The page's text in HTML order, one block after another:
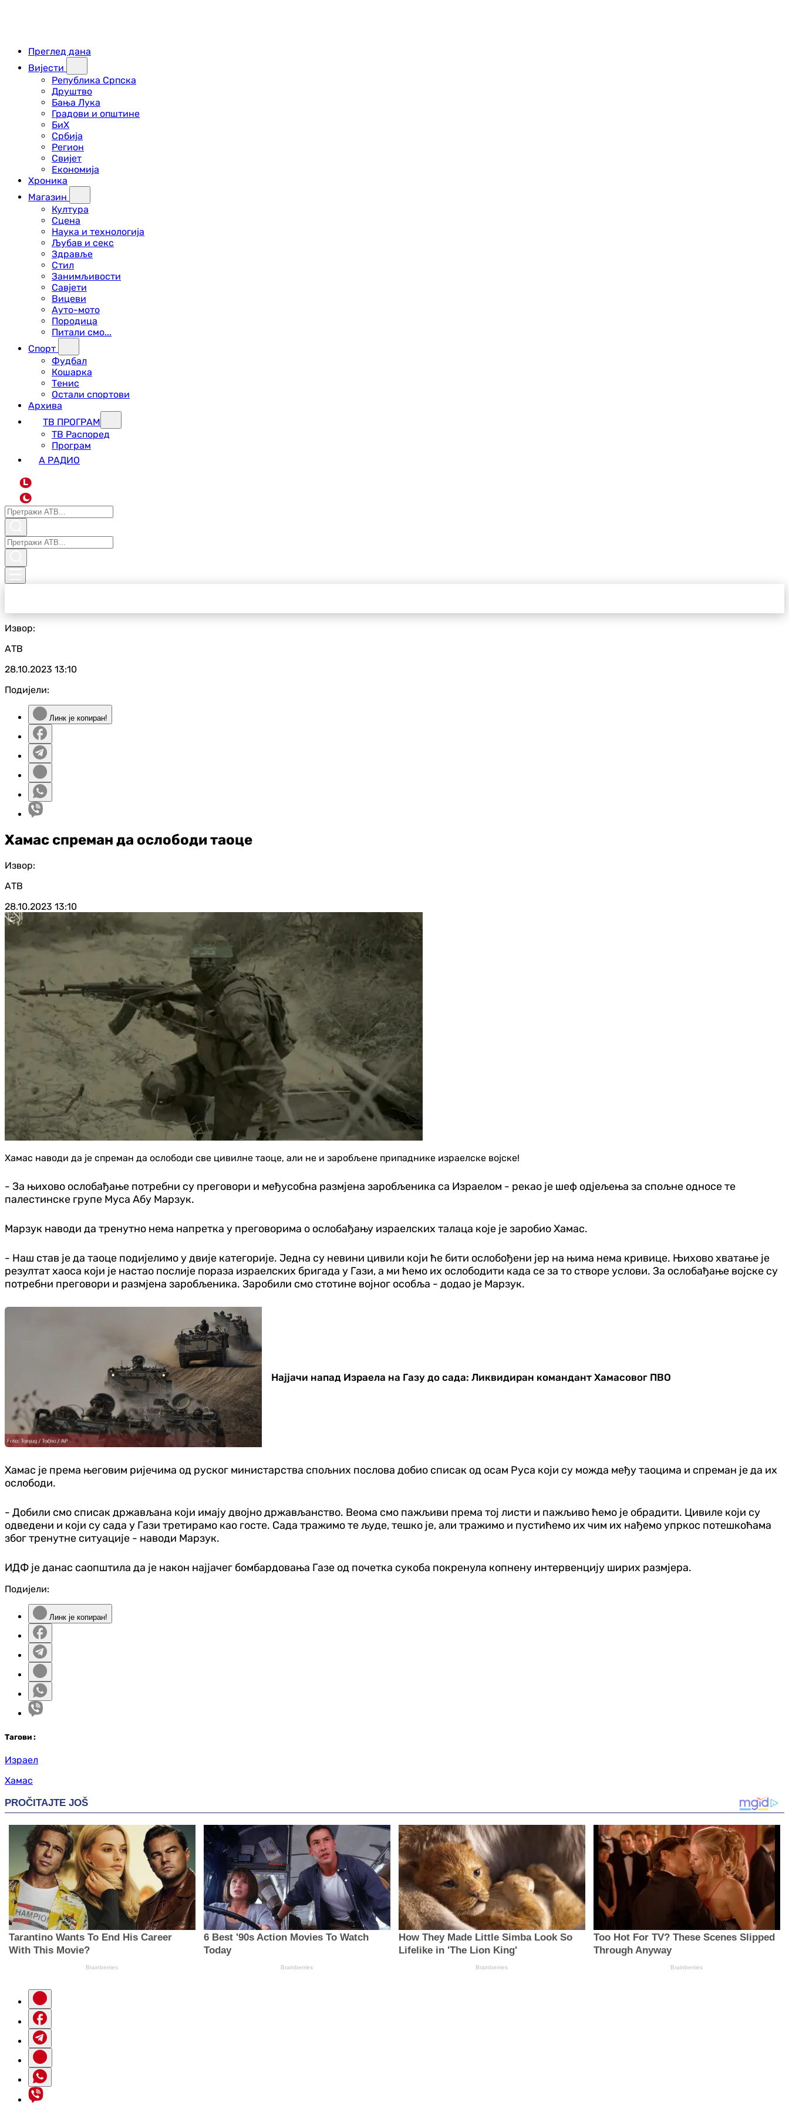
Преглед дана
Вијести
Република Српска
Друштво
Бања Лука
Градови и општине
БиХ
Србија
Регион
Свијет
Економија
Хроника
Магазин
Култура
Сцена
Наука и технологија
Љубав и секс
Здравље
Стил
Занимљивости
Савјети
Вицеви
Ауто-мото
Породица
Питали смо...
Спорт
Фудбал
Кошарка
Тенис
Остали спортови
Архива
ТВ ПРОГРАМ
ТВ Распоред
Програм
А РАДИО
L
Извор:
АТВ
28.10.2023 13:10
Подијели:
Линк је копиран!
Хамас спреман да ослободи таоце
Извор:
АТВ
28.10.2023 13:10
Хамас наводи да је спреман да ослободи све цивилне таоце, али не и заробљене припаднике израелске војске!
- За њихово ослобађање потребни су преговори и међусобна размјена заробљеника са Израелом - рекао је шеф одјељења за спољне односе те
палестинске групе Муса Абу Марзук.
Марзук наводи да тренутно нема напретка у преговорима о ослобађању израелских талаца које је заробио Хамас.
- Наш став је да таоце подијелимо у двије категорије. Једна су невини цивили који ће бити ослобођени јер на њима нема кривице. Њихово хватање је
резултат хаоса који је настао послије пораза израелских бригада у Гази, а ми ћемо их ослободити када се за то створе услови. За ослобађање војске су
потребни преговори и размјена заробљеника. Заробили смо стотине војног особља - додао је Марзук.
Најјачи напад Израела на Газу до сада: Ликвидиран командант Хамасовог ПВО
Хамас је према његовим ријечима од руског министарства спољних послова добио списак од осам Руса који су можда међу таоцима и спреман је да их
ослободи.
- Добили смо списак држављана који имају двојно држављанство. Веома смо пажљиви према тој листи и пажљиво ћемо је обрадити. Цивиле који су
одведени и који су сада у Гази третирамо као госте. Сада тражимо те људе, тешко је, али тражимо и пустићемо их чим их нађемо упркос потешкоћама
због тренутне ситуације - наводи Марзук.
ИДФ је данас саопштила да је након најјачег бомбардовања Газе од почетка сукоба покренула копнену интервенцију ширих размјера.
Подијели:
Линк је копиран!
Тагови :
Израел
Хамас